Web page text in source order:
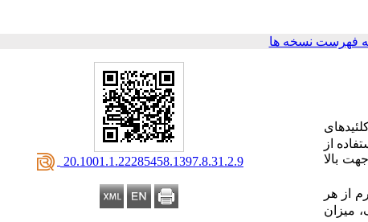
فهرست نسخه ها
‎ 20.1001.1.22285458.1397.8.31.2.9
ئیدهای
از
جهت بالا
از هر
میزان